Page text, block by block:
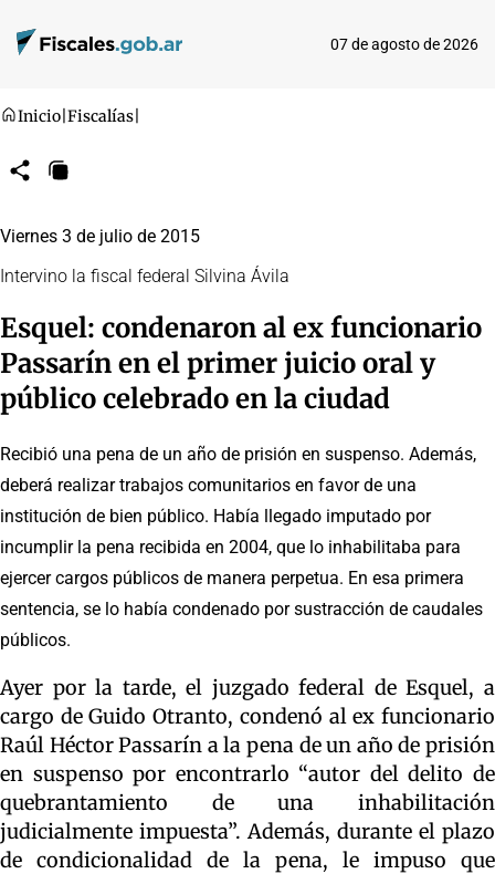
07 de agosto de 2026
Inicio Fiscalías
CompartirCopiar
Viernes 3 de julio de 2015
Intervino la fiscal federal Silvina Ávila
Esquel: condenaron al ex funcionario
Passarín en el primer juicio oral y
público celebrado en la ciudad
Recibió una pena de un año de prisión en suspenso. Además,
deberá realizar trabajos comunitarios en favor de una
institución de bien público. Había llegado imputado por
incumplir la pena recibida en 2004, que lo inhabilitaba para
ejercer cargos públicos de manera perpetua. En esa primera
sentencia, se lo había condenado por sustracción de caudales
públicos.
Ayer por la tarde, el juzgado federal de Esquel, a
cargo de Guido Otranto, condenó al ex funcionario
Raúl Héctor Passarín a la pena de un año de prisión
en suspenso por encontrarlo “autor del delito de
quebrantamiento de una inhabilitación
judicialmente impuesta”. Además, durante el plazo
de condicionalidad de la pena, le impuso que